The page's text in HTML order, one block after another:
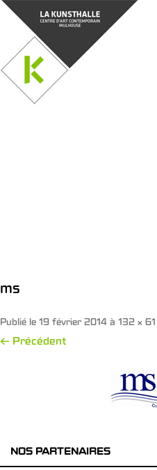
ms
Publié le 19 février 2014 à 132 × 61
← Précédent
NOS PARTENAIRES